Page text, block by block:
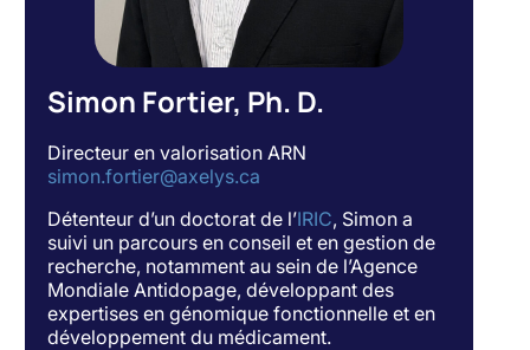
Simon Fortier, Ph. D.
Directeur en valorisation ARN
simon.fortier@axelys.ca
Détenteur d’un doctorat de l’IRIC, Simon a
suivi un parcours en conseil et en gestion de
recherche, notamment au sein de l’Agence
Mondiale Antidopage, développant des
expertises en génomique fonctionnelle et en
développement du médicament.